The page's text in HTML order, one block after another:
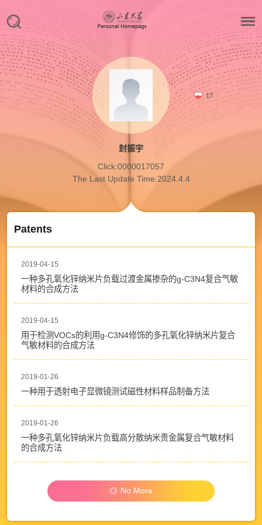
17
封振宇
Click:0000017057
The Last Update Time:2024.4.4
Patents
2019-04-15
一种多孔氧化锌纳米片负载过渡金属掺杂的g-C3N4复合气敏
材料的合成方法
2019-04-15
用于检测VOCs的利用g-C3N4修饰的多孔氧化锌纳米片复合
气敏材料的合成方法
2019-01-26
一种用于透射电子显微镜测试磁性材料样品制备方法
2019-01-26
一种多孔氧化锌纳米片负载高分散纳米贵金属复合气敏材料
的合成方法
No More